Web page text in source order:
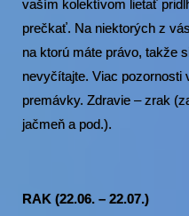
vaším kolektívom lietať
prečkať. Na niektorých z
na ktorú máte právo, takže
nevyčítajte. Viac pozornosti
premávky. Zdravie – zrak
jačmeň a pod.).
RAK (22.06. – 22.07.)